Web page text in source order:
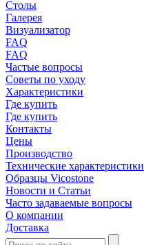
Столы
Галерея
Визуализатор
FAQ
FAQ
Частые вопросы
Советы по уходу
Характеристики
Где купить
Где купить
Контакты
Цены
Производство
Технические характеристики
Образцы Vicostone
Новости и Статьи
Часто задаваемые вопросы
О компании
Доставка